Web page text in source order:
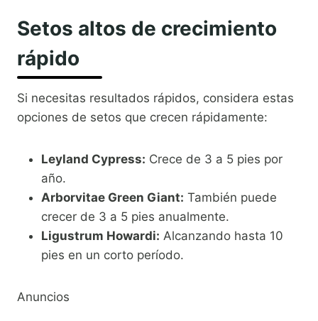
Setos altos de crecimiento
rápido
Si necesitas resultados rápidos, considera estas
opciones de setos que crecen rápidamente:
Leyland Cypress: Crece de 3 a 5 pies por
año.
Arborvitae Green Giant: También puede
crecer de 3 a 5 pies anualmente.
Ligustrum Howardi: Alcanzando hasta 10
pies en un corto período.
Anuncios